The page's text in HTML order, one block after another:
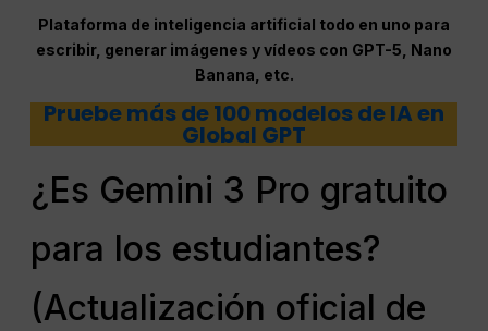
Plataforma de inteligencia artificial todo en uno para
escribir, generar imágenes y vídeos con GPT-5, Nano
Banana, etc.
Pruebe más de 100 modelos de IA en
Global GPT
¿Es Gemini 3 Pro gratuito
para los estudiantes?
(Actualización oficial de